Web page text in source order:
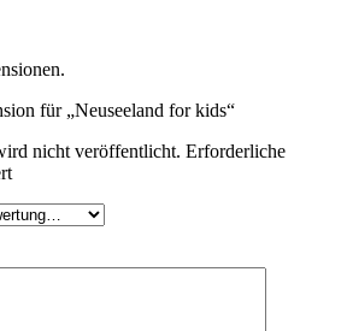
für „Neuseeland for kids“
nicht veröffentlicht. Erforderliche